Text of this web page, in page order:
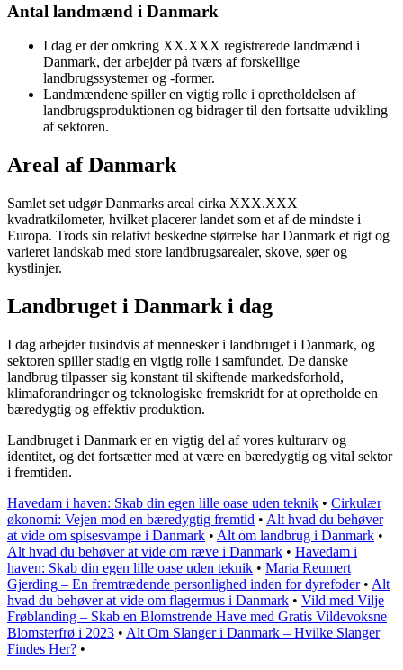
Antal landmænd i Danmark
I dag er der omkring XX.XXX registrerede landmænd i
Danmark, der arbejder på tværs af forskellige
landbrugssystemer og -former.
Landmændene spiller en vigtig rolle i opretholdelsen af
landbrugsproduktionen og bidrager til den fortsatte udvikling
af sektoren.
Areal af Danmark
Samlet set udgør Danmarks areal cirka XXX.XXX
kvadratkilometer, hvilket placerer landet som et af de mindste i
Europa. Trods sin relativt beskedne størrelse har Danmark et rigt og
varieret landskab med store landbrugsarealer, skove, søer og
kystlinjer.
Landbruget i Danmark i dag
I dag arbejder tusindvis af mennesker i landbruget i Danmark, og
sektoren spiller stadig en vigtig rolle i samfundet. De danske
landbrug tilpasser sig konstant til skiftende markedsforhold,
klimaforandringer og teknologiske fremskridt for at opretholde en
bæredygtig og effektiv produktion.
Landbruget i Danmark er en vigtig del af vores kulturarv og
identitet, og det fortsætter med at være en bæredygtig og vital sektor
i fremtiden.
Havedam i haven: Skab din egen lille oase uden teknik • Cirkulær
økonomi: Vejen mod en bæredygtig fremtid • Alt hvad du behøver
at vide om spisesvampe i Danmark • Alt om landbrug i Danmark •
Alt hvad du behøver at vide om ræve i Danmark • Havedam i
haven: Skab din egen lille oase uden teknik • Maria Reumert
Gjerding – En fremtrædende personlighed inden for dyrefoder• Alt
hvad du behøver at vide om flagermus i Danmark • Vild med Vilje
Frøblanding – Skab en Blomstrende Have med Gratis Vildevoksne
Blomsterfrø i 2023 • Alt Om Slanger i Danmark – Hvilke Slanger
Findes Her? •